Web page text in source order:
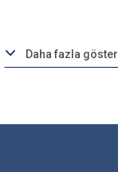
Daha fazla göster